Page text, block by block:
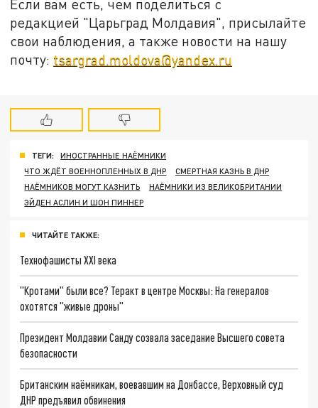
Если вам есть, чем поделиться с
редакцией "Царьград Молдавия", присылайте
свои наблюдения, а также новости на нашу
почту: tsargrad.moldova@yandex.ru
ТЕГИ:
ИНОСТРАННЫЕ НАЁМНИКИ
ЧТО ЖДЁТ ВОЕННОПЛЕННЫХ В ДНР
СМЕРТНАЯ КАЗНЬ В ДНР
НАЁМНИКОВ МОГУТ КАЗНИТЬ
НАЁМНИКИ ИЗ ВЕЛИКОБРИТАНИИ
ЭЙДЕН АСЛИН И ШОН ПИННЕР
ЧИТАЙТЕ ТАКЖЕ:
Технофашисты XXI века
"Кротами" были все? Теракт в центре Москвы: На генералов
охотятся "живые дроны"
Президент Молдавии Санду созвала заседание Высшего совета
безопасности
Британским наёмникам, воевавшим на Донбассе, Верховный суд
ДНР предъявил обвинения